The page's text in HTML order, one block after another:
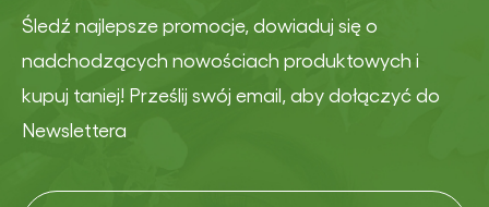
Śledź najlepsze promocje, dowiaduj się o
nadchodzących nowościach produktowych i
kupuj taniej! Prześlij swój email, aby dołączyć do
Newslettera